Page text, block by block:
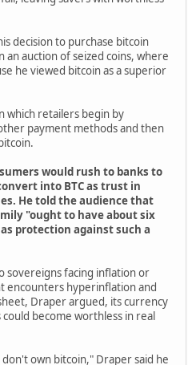
decision to purchase bitcoin
auction of seized coins, where
he viewed bitcoin as a superior
which retailers begin by
payment methods and then
would rush to banks to
into BTC as trust in
He told the audience that
"ought to have about six
protection against such a
sovereigns facing inflation or
encounters hyperinflation and
Draper argued, its currency
become worthless in real
own bitcoin," Draper said he